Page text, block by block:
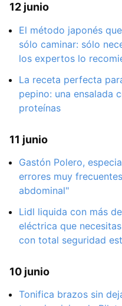
12 junio
El método japonés
sólo caminar: sólo
los expertos lo
La receta perfecta
pepino: una ensalada
proteínas
11 junio
Gastón Polero,
errores muy
abdominal"
Lidl liquida con más
eléctrica que
con total seguridad
10 junio
Tonifica brazos sin